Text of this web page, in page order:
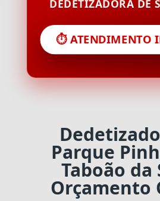
DEDETIZADORA DE
⏱️ ATENDIMENTO
Parque
Taboão da
Orçamento